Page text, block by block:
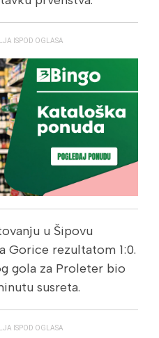
ISPOD OGLASA
u Šipovu
Gorice rezultatom 1:0.
gola za Proleter bio
susreta.
ISPOD OGLASA